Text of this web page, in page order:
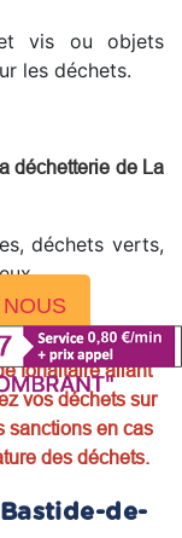
et vis ou objets
les déchets.
déchetterie de La
déchets verts,
forfaitaire allant
vos déchets sur
sanctions en cas
des déchets.
Bastide-de-